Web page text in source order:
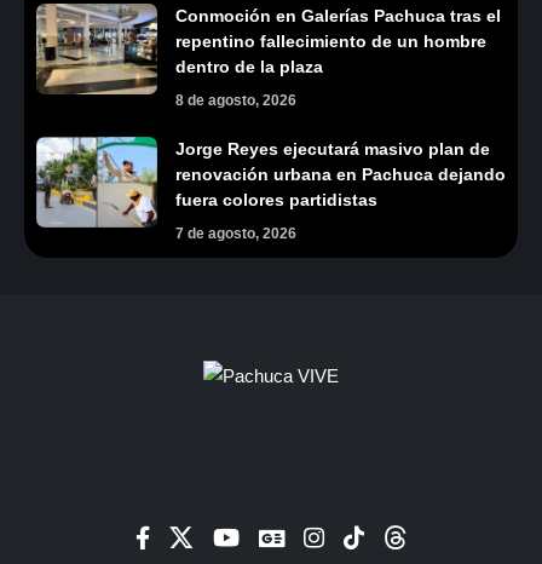
Conmoción en Galerías Pachuca tras el
repentino fallecimiento de un hombre
dentro de la plaza
8 de agosto, 2026
Jorge Reyes ejecutará masivo plan de
renovación urbana en Pachuca dejando
fuera colores partidistas
7 de agosto, 2026